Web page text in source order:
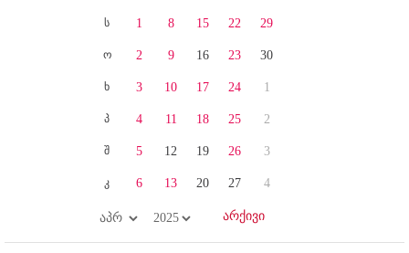
ს
ო
ხ
პ
შ
კ
1
2
3
4
5
6
8
9
10
11
12
13
15
16
17
18
19
20
22
23
24
25
26
27
29
30
1
2
3
4